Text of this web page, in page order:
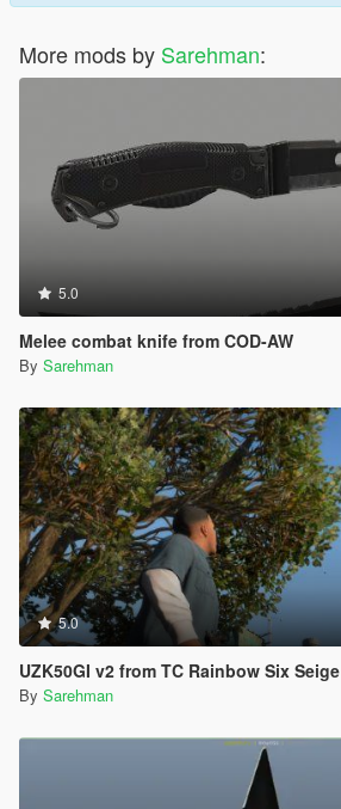
More mods by Sarehman:
5.0
Melee combat knife from COD-AW
By Sarehman
5.0
UZK50GI v2 from TC Rainbow Six Seige
By Sarehman